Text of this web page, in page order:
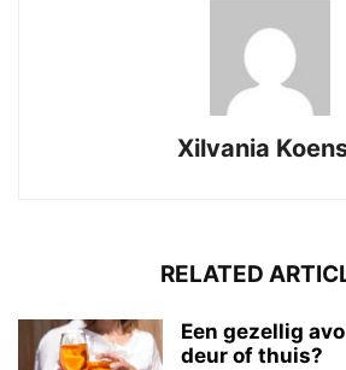
Xilvania
RELATED
Een gezellig
deur of thuis?